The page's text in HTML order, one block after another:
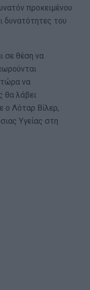
προκειμένου
δυνατότητες του
σε θέση να
να
θα λάβει
o Λόταρ Βίλερ,
Υγείας στη